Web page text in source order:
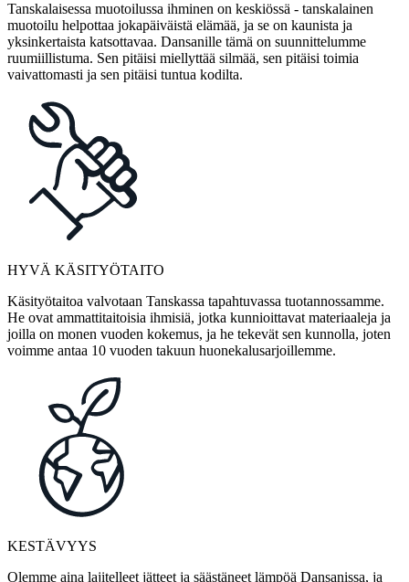
Tanskalaisessa muotoilussa ihminen on keskiössä - tanskalainen
muotoilu helpottaa jokapäiväistä elämää, ja se on kaunista ja
yksinkertaista katsottavaa. Dansanille tämä on suunnittelumme
ruumiillistuma. Sen pitäisi miellyttää silmää, sen pitäisi toimia
vaivattomasti ja sen pitäisi tuntua kodilta.
HYVÄ KÄSITYÖTAITO
Käsityötaitoa valvotaan Tanskassa tapahtuvassa tuotannossamme.
He ovat ammattitaitoisia ihmisiä, jotka kunnioittavat materiaaleja ja
joilla on monen vuoden kokemus, ja he tekevät sen kunnolla, joten
voimme antaa 10 vuoden takuun huonekalusarjoillemme.
KESTÄVYYS
Olemme aina lajitelleet jätteet ja säästäneet lämpöä Dansanissa, ja